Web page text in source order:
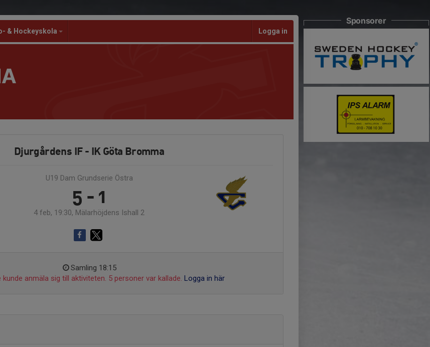
& Hockeyskola Logga in
Djurgårdens IF - IK Göta Bromma
U19 Dam Grundserie Östra
5 - 1
4 feb, 19:30, Mälarhöjdens Ishall 2
Samling 18:15
kunde anmäla sig till aktiviteten. 5 personer var kallade. Logga in här
Sponsorer